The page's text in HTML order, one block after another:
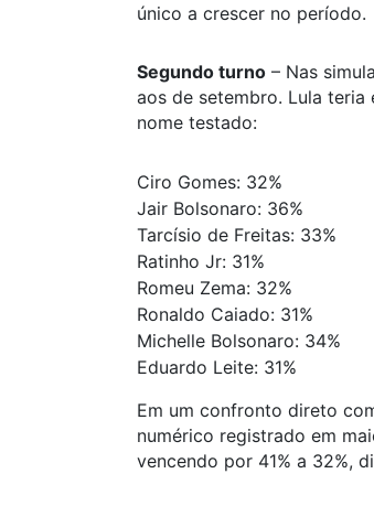
único a crescer no período.
Segundo turno – Nas
aos de setembro. Lula teria
nome testado:
Ciro Gomes: 32%
Jair Bolsonaro: 36%
Tarcísio de Freitas: 33%
Ratinho Jr: 31%
Romeu Zema: 32%
Ronaldo Caiado: 31%
Michelle Bolsonaro: 34%
Eduardo Leite: 31%
Em um confronto direto
numérico registrado em
vencendo por 41% a 32%,